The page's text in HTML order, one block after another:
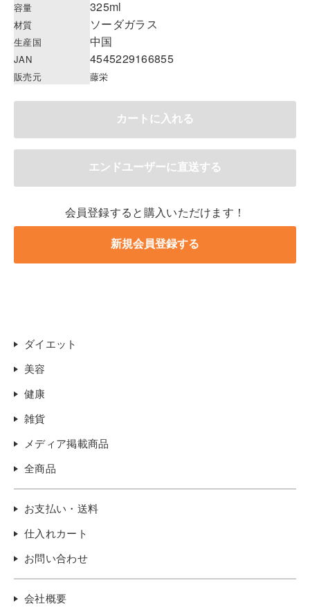
容量 325ml
材質 ソーダガラス
生産国 中国
JAN 4545229166855
販売元 藤栄
会員登録すると購入いただけます！
ダイエット
美容
健康
雑貨
メディア掲載商品
全商品
お支払い・送料
仕入れカート
お問い合わせ
会社概要